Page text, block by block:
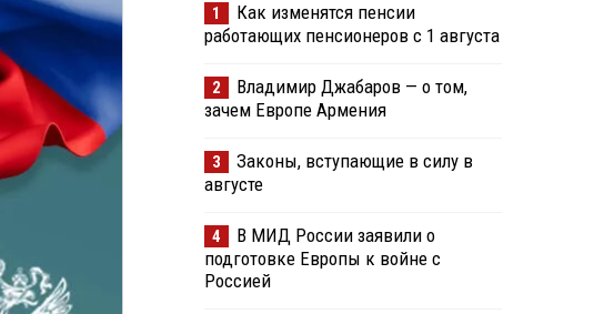
1
Как изменятся пенсии
работающих пенсионеров с 1 августа
2
Владимир Джабаров — о том,
зачем Европе Армения
3
Законы, вступающие в силу в
августе
4
В МИД России заявили о
подготовке Европы к войне с
Россией